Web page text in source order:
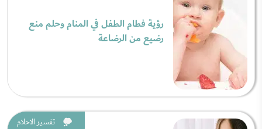
رؤية فطام الطفل في المنام وحلم منع
رضيع من الرضاعة
تفسير الاحلام